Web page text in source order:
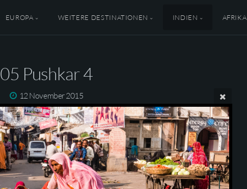
EUROPA WEITERE DESTINATIONEN INDIEN AFRIKA
05 Pushkar 4
12 November 2015